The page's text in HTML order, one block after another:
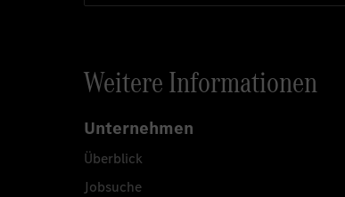
Weitere Informationen
Unternehmen
Überblick
Jobsuche